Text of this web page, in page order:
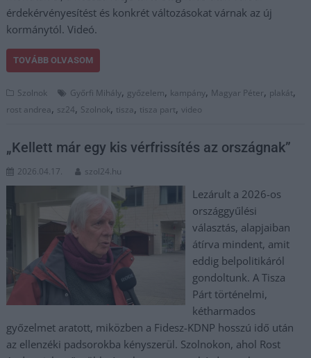
érdekérvényesítést és konkrét változásokat várnak az új
kormánytól. Videó.
TOVÁBB OLVASOM
Szolnok Győrfi Mihály, győzelem, kampány, Magyar Péter, plakát,
rost andrea, sz24, Szolnok, tisza, tisza part,video
„Kellett már egy kis vérfrissítés az országnak”
2026.04.17. szol24.hu
Lezárult a 2026-os
országgyűlési
választás, alapjaiban
átírva mindent, amit
eddig belpolitikáról
gondoltunk. A Tisza
Párt történelmi,
kétharmados
győzelmet aratott, miközben a Fidesz-KDNP hosszú idő után
az ellenzéki padsorokba kényszerül. Szolnokon, ahol Rost